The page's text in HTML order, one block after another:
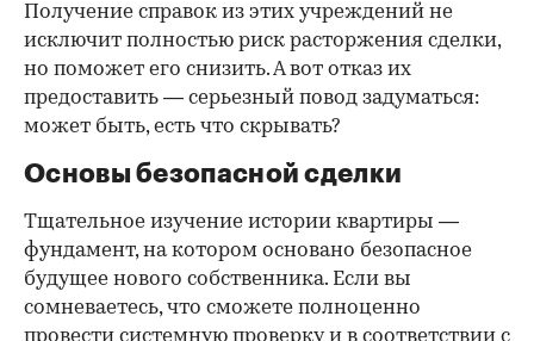
Получение справок из этих учреждений не
исключит полностью риск расторжения сделки,
но поможет его снизить. А вот отказ их
предоставить — серьезный повод задуматься:
может быть, есть что скрывать?
Основы безопасной сделки
Тщательное изучение истории квартиры —
фундамент, на котором основано безопасное
будущее нового собственника. Если вы
сомневаетесь, что сможете полноценно
провести системную проверку и в соответствии с